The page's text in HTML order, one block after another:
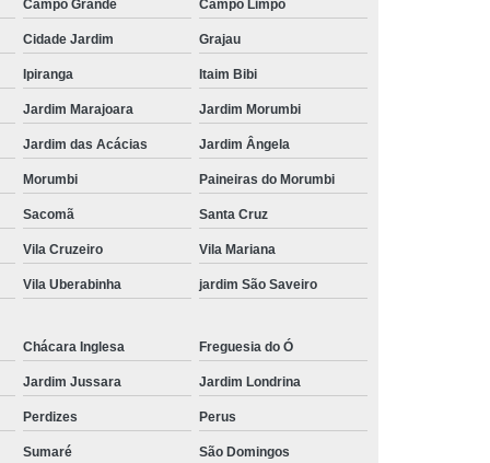
Campo Grande Campo Limpo
Cidade Jardim Grajau
Ipiranga Itaim Bibi
Jardim Marajoara Jardim Morumbi
Jardim das Acácias Jardim Ângela
Morumbi Paineiras do Morumbi
Sacomã Santa Cruz
Vila Cruzeiro Vila Mariana
Vila Uberabinha jardim São Saveiro
Chácara Inglesa Freguesia do Ó
Jardim Jussara Jardim Londrina
Perdizes Perus
Sumaré São Domingos